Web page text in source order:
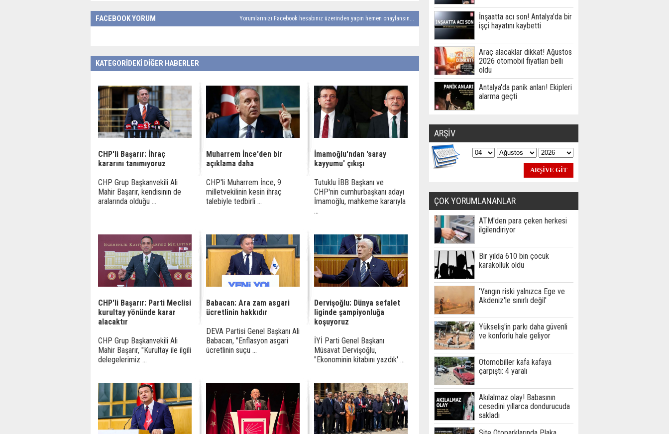
FACEBOOK YORUM Yorumlarınızı Facebook hesabınız üzerinden yapın hemen onaylansın...
KATEGORİDEKİ DİĞER HABERLER
CHP'li Başarır: İhraç
kararını tanımıyoruz
CHP Grup Başkanvekili Ali
Mahir Başarır, kendisinin de
aralarında olduğu ...
Muharrem İnce'den bir
açıklama daha
CHP'li Muharrem İnce, 9
milletvekilinin kesin ihraç
talebiyle tedbirli ...
İmamoğlu'ndan 'saray
kayyumu' çıkışı
Tutuklu İBB Başkanı ve
CHP'nin cumhurbaşkanı adayı
İmamoğlu, mahkeme kararıyla
...
CHP'li Başarır: Parti Meclisi
kurultay yönünde karar
alacaktır
CHP Grup Başkanvekili Ali
Mahir Başarır, "Kurultay ile ilgili
delegelerimiz ...
Babacan: Ara zam asgari
ücretlinin hakkıdır
DEVA Partisi Genel Başkanı Ali
Babacan, "Enflasyon asgari
ücretlinin suçu ...
Dervişoğlu: Dünya sefalet
liginde şampiyonluğa
koşuyoruz
İYİ Parti Genel Başkanı
Müsavat Dervişoğlu,
"Ekonominin kitabını yazdık' ...
İnşaatta acı son! Antalya'da bir
işçi hayatını kaybetti
Araç alacaklar dikkat! Ağustos
2026 otomobil fiyatları belli
oldu
Antalya'da panik anları! Ekipleri
alarma geçti
ARŞİV
ÇOK YORUMLANANLAR
ATM'den para çeken herkesi
ilgilendiriyor
Bir yılda 610 bin çocuk
karakolluk oldu
'Yangın riski yalnızca Ege ve
Akdeniz'le sınırlı değil'
Yükseliş'in parkı daha güvenli
ve konforlu hale geliyor
Otomobiller kafa kafaya
çarpıştı: 4 yaralı
Akılalmaz olay! Babasının
cesedini yıllarca dondurucuda
sakladı